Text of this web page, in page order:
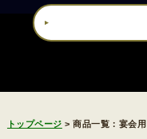
トップページ >商品一覧：宴会用